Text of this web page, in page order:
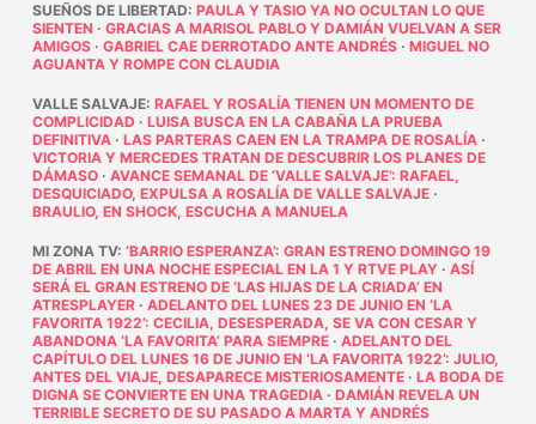
SUEÑOS DE LIBERTAD: PAULA Y TASIO YA NO OCULTAN LO QUE
SIENTEN · GRACIAS A MARISOL PABLO Y DAMIÁN VUELVAN A SER
AMIGOS· GABRIEL CAE DERROTADO ANTE ANDRÉS· MIGUEL NO
AGUANTA Y ROMPE CON CLAUDIA
VALLE SALVAJE: RAFAEL Y ROSALÍA TIENEN UN MOMENTO DE
COMPLICIDAD · LUISA BUSCA EN LA CABAÑA LA PRUEBA
DEFINITIVA· LAS PARTERAS CAEN EN LA TRAMPA DE ROSALÍA·
VICTORIA Y MERCEDES TRATAN DE DESCUBRIR LOS PLANES DE
DÁMASO· AVANCE SEMANAL DE ‘VALLE SALVAJE’: RAFAEL,
DESQUICIADO, EXPULSA A ROSALÍA DE VALLE SALVAJE·
BRAULIO, EN SHOCK, ESCUCHA A MANUELA
MI ZONA TV: ‘BARRIO ESPERANZA’: GRAN ESTRENO DOMINGO 19
DE ABRIL EN UNA NOCHE ESPECIAL EN LA 1 Y RTVE PLAY· ASÍ
SERÁ EL GRAN ESTRENO DE ‘LAS HIJAS DE LA CRIADA’ EN
ATRESPLAYER· ADELANTO DEL LUNES 23 DE JUNIO EN ‘LA
FAVORITA 1922’: CECILIA, DESESPERADA, SE VA CON CESAR Y
ABANDONA ‘LA FAVORITA’ PARA SIEMPRE· ADELANTO DEL
CAPÍTULO DEL LUNES 16 DE JUNIO EN ‘LA FAVORITA 1922’: JULIO,
ANTES DEL VIAJE, DESAPARECE MISTERIOSAMENTE· LA BODA DE
DIGNA SE CONVIERTE EN UNA TRAGEDIA· DAMIÁN REVELA UN
TERRIBLE SECRETO DE SU PASADO A MARTA Y ANDRÉS